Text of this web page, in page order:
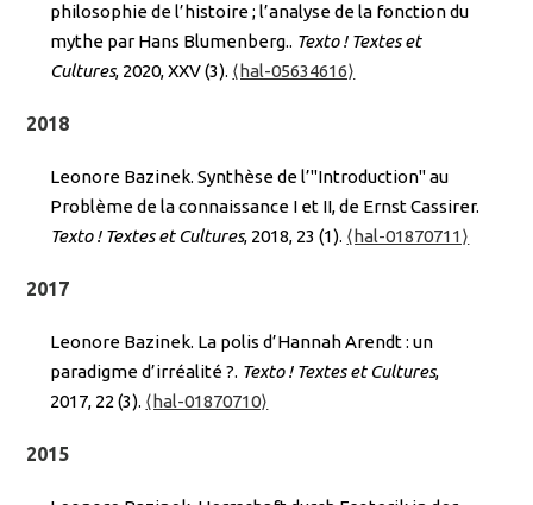
philosophie de l’histoire ; l’analyse de la fonction du
mythe par Hans Blumenberg.. Texto ! Textes et
Cultures, 2020, XXV (3). ⟨hal-05634616⟩
2018
Leonore Bazinek. Synthèse de l’"Introduction" au
Problème de la connaissance I et II, de Ernst Cassirer.
Texto ! Textes et Cultures, 2018, 23 (1). ⟨hal-01870711⟩
2017
Leonore Bazinek. La polis d’Hannah Arendt : un
paradigme d’irréalité ?. Texto ! Textes et Cultures,
2017, 22 (3). ⟨hal-01870710⟩
2015